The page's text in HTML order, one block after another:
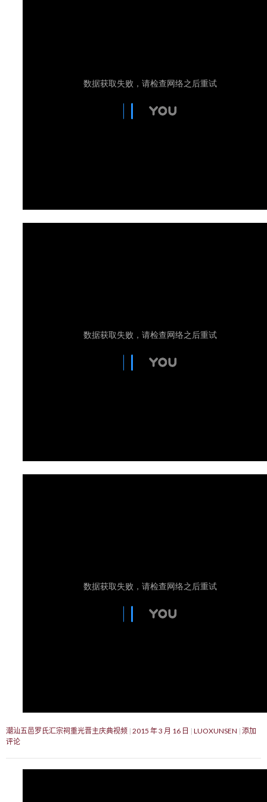
潮汕五邑罗氏汇宗祠重光晋主庆典视频 2015 年 3 月 16 日 LUOXUNSEN 添加
评论